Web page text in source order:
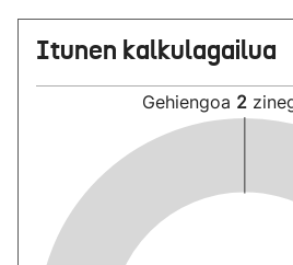
Itunen kalkulagailua
Gehiengoa 2